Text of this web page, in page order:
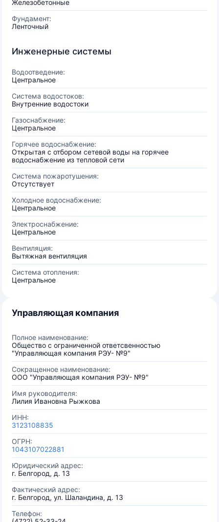
Железобетонные
Фундамент:
Ленточный
Инженерные системы
Водоотведение:
Центральное
Система водостоков:
Внутренние водостоки
Газоснабжение:
Центральное
Горячее водоснабжение:
Открытая с отбором сетевой воды на горячее
водоснабжение из тепловой сети
Система пожаротушения:
Отсутствует
Холодное водоснабжение:
Центральное
Электроснабжение:
Центральное
Вентиляция:
Вытяжная вентиляция
Система отопления:
Центральное
Управляющая компания
Полное наименование:
Общество с ограниченной ответсвенностью
"Управляющая компания РЭУ- №9"
Сокращенное наименование:
ООО "Управляющая компания РЭУ- №9"
Имя руководителя:
Лилия Ивановна Рыжкова
ИНН:
3123108835
ОГРН:
1043107022881
Юридический адрес:
г. Белгород, д. 13
Фактический адрес:
г. Белгород, ул. Шаландина, д. 13
Телефон: